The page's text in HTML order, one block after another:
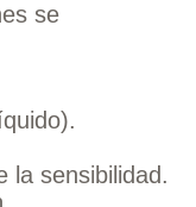
se
la sensibilidad.